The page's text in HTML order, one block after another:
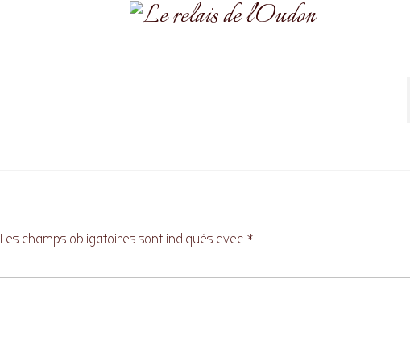
Les champs obligatoires sont indiqués avec *